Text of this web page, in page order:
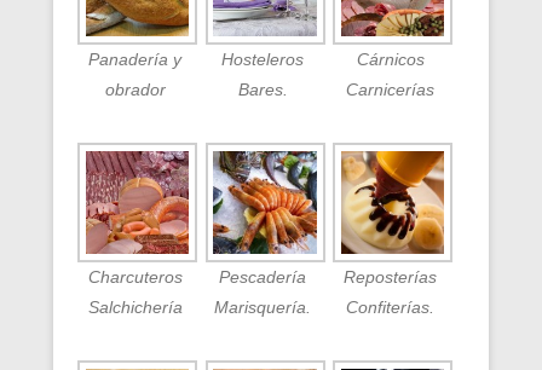
Panadería y
obrador
Hosteleros
Bares.
Cárnicos
Carnicerías
Charcuteros
Salchichería
Pescadería
Marisquería.
Reposterías
Confiterías.